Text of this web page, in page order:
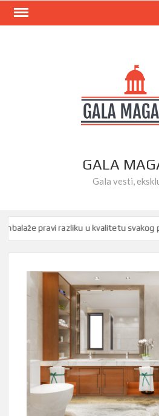
Skip
GALA
Gala vesti,
pravi razliku u kvalitetu svakog